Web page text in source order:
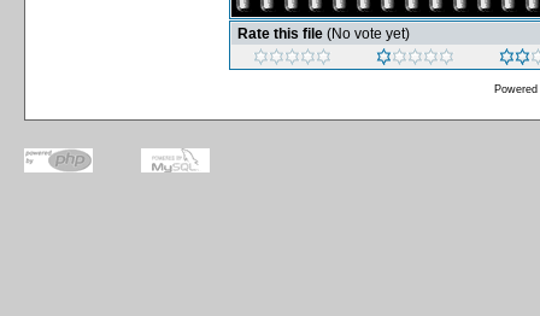
Rate this file (No vote yet)